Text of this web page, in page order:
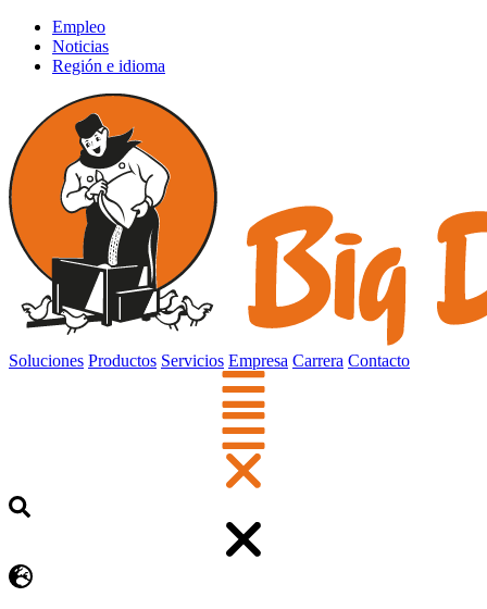
Empleo
Noticias
Región e idioma
Soluciones Productos Servicios Empresa Carrera Contacto